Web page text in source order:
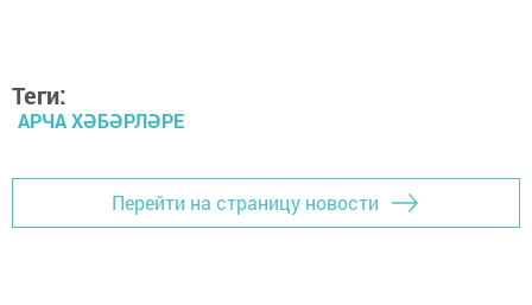
Теги:
АРЧА ХӘБӘРЛӘРЕ
Перейти на страницу новости